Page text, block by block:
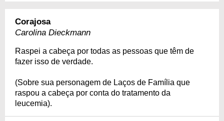
Corajosa
Carolina Dieckmann
Raspei a cabeça por todas as pessoas que têm de
fazer isso de verdade.
(Sobre sua personagem de Laços de Família que
raspou a cabeça por conta do tratamento da
leucemia).